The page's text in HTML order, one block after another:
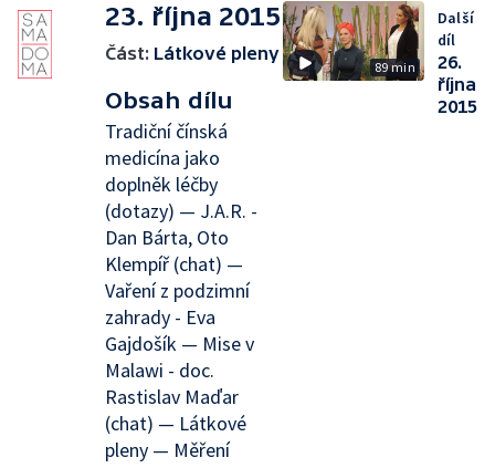
23. října 2015
Část: Látkové pleny
Obsah dílu
Tradiční čínská
medicína jako
doplněk léčby
(dotazy) — J.A.R. -
Dan Bárta, Oto
Klempíř (chat) —
Vaření z podzimní
zahrady - Eva
Gajdošík — Mise v
Malawi - doc.
Rastislav Maďar
(chat) — Látkové
pleny — Měření
89 min
Další
díl
26.
října
2015